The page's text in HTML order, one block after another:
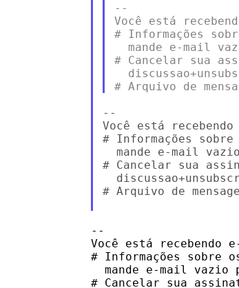
--
Você está
# Informações
mande e-mail
# Cancelar sua
# Arquivo de
--
Você está
# Informações
mande e-mail
# Cancelar sua
# Arquivo de
--
Você está
# Informações sobre
mande e-mail vazio
# Cancelar sua